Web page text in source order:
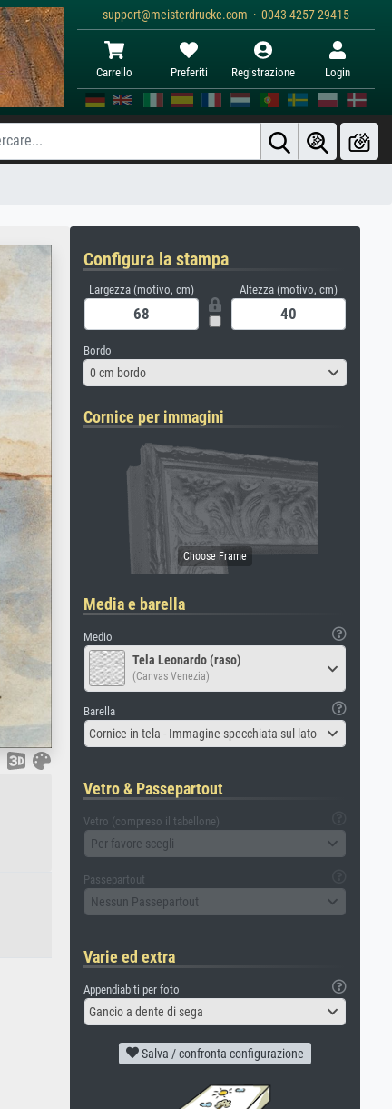
support@meisterdrucke.com · 0043 4257 29415
Carrello Preferiti Registrazione Login
Configura la stampa
Largezza (motivo, cm) Altezza (motivo, cm)
Bordo
0 cm bordo
Cornice per immagini
Media e barella
Medio
Tela Leonardo (raso)
(Canvas Venezia)
Barella
Cornice in tela - Immagine specchiata sul lato
Vetro & Passepartout
Vetro (compreso il tabellone)
Per favore scegli
Passepartout
Nessun Passepartout
Varie ed extra
Appendiabiti per foto
Gancio a dente di sega
Salva / confronta configurazione